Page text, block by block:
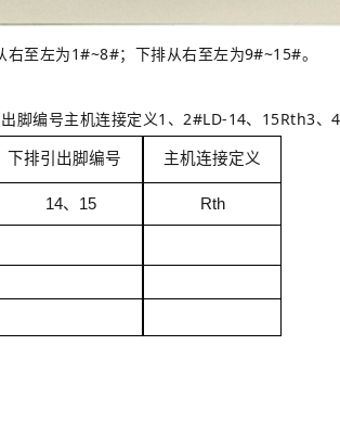
右至左为1#~8#； 下排从右至左为9#~15#。
编号主机连接定义1、2#LD-14、15Rth3、
下排引出脚编号 主机连接定义
14、 15 Rth